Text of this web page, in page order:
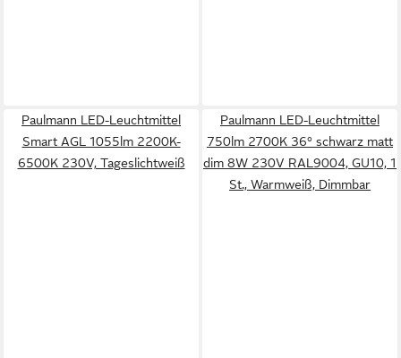
Paulmann LED-Leuchtmittel
Smart AGL 1055lm 2200K-
6500K 230V, Tageslichtweiß
Paulmann LED-Leuchtmittel
750lm 2700K 36° schwarz matt
dim 8W 230V RAL9004, GU10, 1
St., Warmweiß, Dimmbar